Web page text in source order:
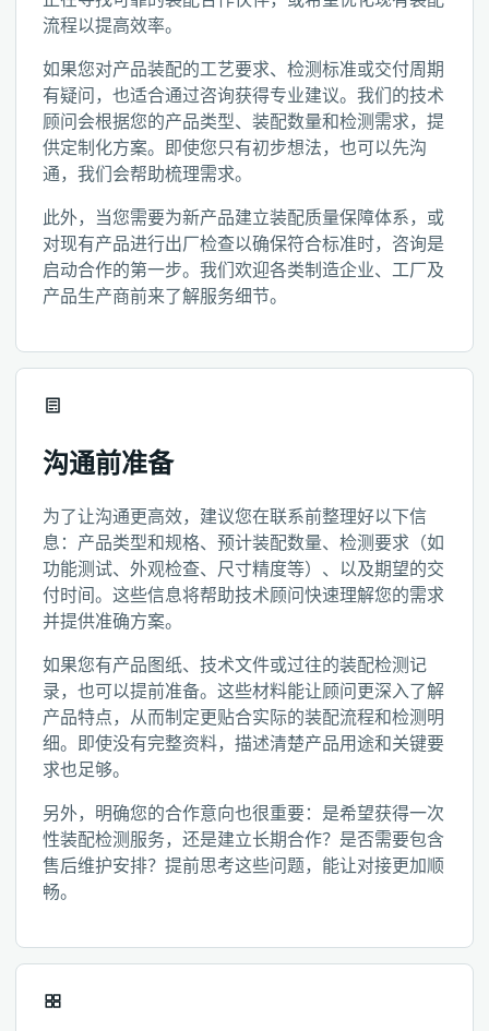
流程以提高效率。
如果您对产品装配的工艺要求、检测标准或交付周期
有疑问，也适合通过咨询获得专业建议。我们的技术
顾问会根据您的产品类型、装配数量和检测需求，提
供定制化方案。即使您只有初步想法，也可以先沟
通，我们会帮助梳理需求。
此外，当您需要为新产品建立装配质量保障体系，或
对现有产品进行出厂检查以确保符合标准时，咨询是
启动合作的第一步。我们欢迎各类制造企业、工厂及
产品生产商前来了解服务细节。
沟通前准备
为了让沟通更高效，建议您在联系前整理好以下信
息：产品类型和规格、预计装配数量、检测要求（如
功能测试、外观检查、尺寸精度等）、以及期望的交
付时间。这些信息将帮助技术顾问快速理解您的需求
并提供准确方案。
如果您有产品图纸、技术文件或过往的装配检测记
录，也可以提前准备。这些材料能让顾问更深入了解
产品特点，从而制定更贴合实际的装配流程和检测明
细。即使没有完整资料，描述清楚产品用途和关键要
求也足够。
另外，明确您的合作意向也很重要：是希望获得一次
性装配检测服务，还是建立长期合作？是否需要包含
售后维护安排？提前思考这些问题，能让对接更加顺
畅。